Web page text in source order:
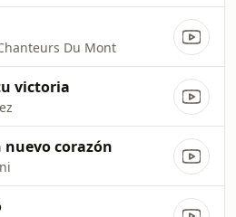
Du Mont
victoria
nuevo corazón